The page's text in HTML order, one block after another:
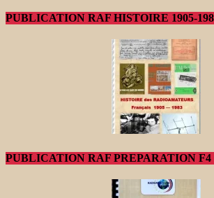
PUBLICATION RAF HISTOIRE 1905-
PUBLICATION RAF PREPARATION F4